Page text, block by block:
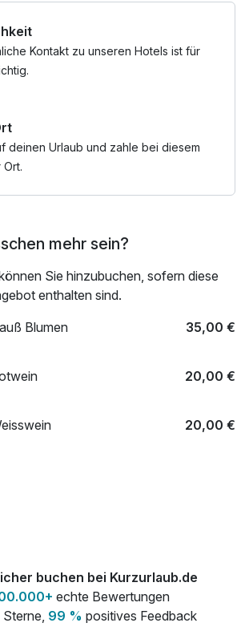
ganzen Tag alle Einrichtungen der
– ein echtes Wohlfühlerlebnis für die
mit Bademantel und Handtüchern
Kassel erhebt eine
von 5% auf den Netto-Zimmerpreis.
ausgewiesen und ist beim Check-in zu
Kontakt zu unseren Hotels ist für
deinen Urlaub und zahle bei diesem
mehr sein?
Sie hinzubuchen, sofern diese
enthalten sind.
Blumen
35,00 €
20,00 €
20,00 €
buchen bei Kurzurlaub.de
echte Bewertungen
Sterne, 99 % positives Feedback